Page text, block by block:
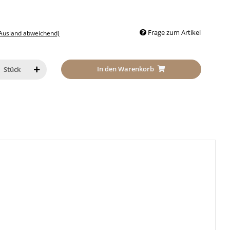
abweichend) Frage zum Artikel
Stück In den Warenkorb